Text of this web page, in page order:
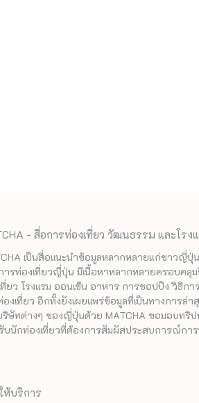
- สื่อการท่องเที่ยว วัฒนธรรม และโร
เป็นสื่อแนะนำข้อมูลหลากหลายแก่ชาวญี่ปุ่
ารท่องเที่ยวญี่ปุ่น มีเนื้อหาหลากหลายครอบคลุ
ที่ยว โรงแรม ออนเซ็น อาหาร การชอปปิง วิธีกา
องเที่ยว อีกทั้งยังเผยแพร่ข้อมูลที่เป็นทางการล่
ริษัทต่างๆ ของญี่ปุ่นด้วย MATCHA ขอมอบทริ
บนักท่องเที่ยวที่ต้องการสัมผัสประสบการณ์กา
ห้บริการ